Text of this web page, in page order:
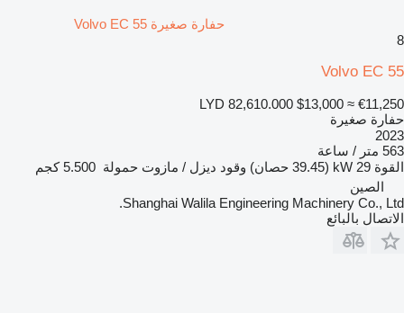
حفارة صغيرة Volvo EC 55
8
Volvo EC 55
LYD 82,610.000 $13,000 ≈ €11,250
حفارة صغيرة
2023
563 متر / ساعة
القوة 29 kW (39.45 حصان) وقود ديزل / مازوت حمولة 5.500 كجم
الصين
Shanghai Walila Engineering Machinery Co., Ltd.
الاتصال بالبائع